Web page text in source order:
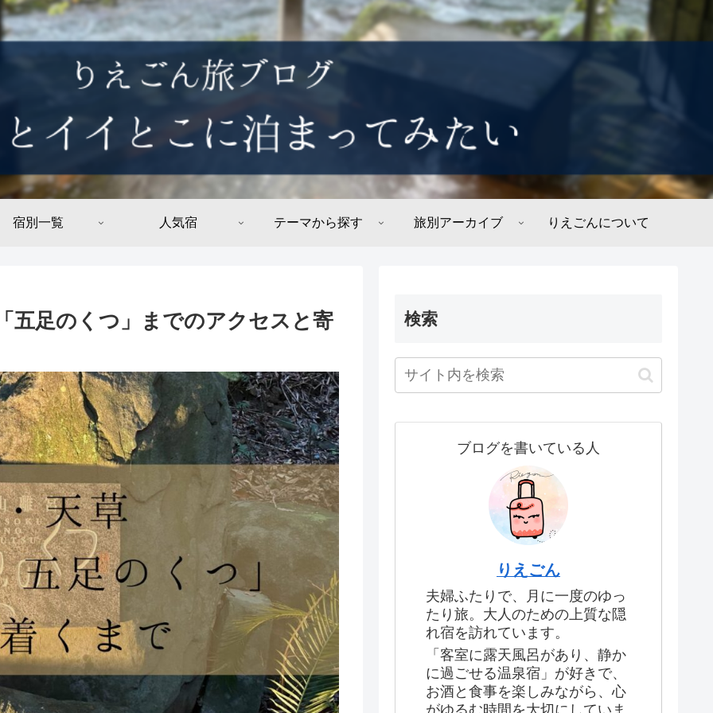
宿別一覧 人気宿 テーマから探す 旅別アーカイブ りえごんについて
五足のくつ」までのアクセスと寄 検索
ブログを書いている人
りえごん
夫婦ふたりで、月に一度のゆっ
たり旅。大人のための上質な隠
れ宿を訪れています。
「客室に露天風呂があり、静か
に過ごせる温泉宿」が好きで、
お酒と食事を楽しみながら、心